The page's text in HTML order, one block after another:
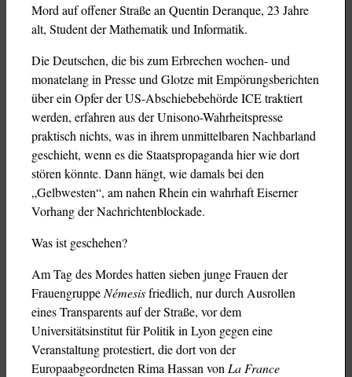
Mord auf offener Straße an Quentin Deranque, 23 Jahre
alt, Student der Mathematik und Informatik.
Die Deutschen, die bis zum Erbrechen wochen- und
monatelang in Presse und Glotze mit Empörungsberichten
über ein Opfer der US-Abschiebebehörde ICE traktiert
werden, erfahren aus der Unisono-Wahrheitspresse
praktisch nichts, was in ihrem unmittelbaren Nachbarland
geschieht, wenn es die Staatspropaganda hier wie dort
stören könnte. Dann hängt, wie damals bei den
„Gelbwesten“, am nahen Rhein ein wahrhaft Eiserner
Vorhang der Nachrichtenblockade.
Was ist geschehen?
Am Tag des Mordes hatten sieben junge Frauen der
Frauengruppe Némesisfriedlich, nur durch Ausrollen
eines Transparents auf der Straße, vor dem
Universitätsinstitut für Politik in Lyon gegen eine
Veranstaltung protestiert, die dort von der
Europaabgeordneten Rima Hassan von La France